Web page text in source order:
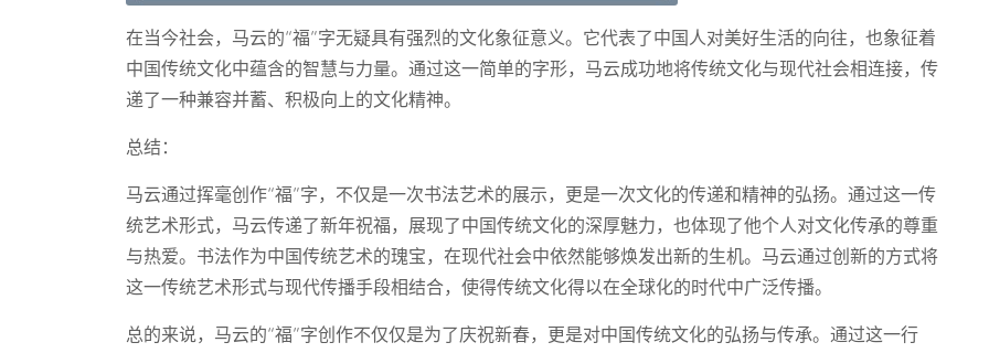
在当今社会，马云的“福”字无疑具有强烈的文化象征意义。它代表了中国人对美好生活的向往，也象征着
中国传统文化中蕴含的智慧与力量。通过这一简单的字形，马云成功地将传统文化与现代社会相连接，传
递了一种兼容并蓄、积极向上的文化精神。
总结：
马云通过挥毫创作“福”字，不仅是一次书法艺术的展示，更是一次文化的传递和精神的弘扬。通过这一传
统艺术形式，马云传递了新年祝福，展现了中国传统文化的深厚魅力，也体现了他个人对文化传承的尊重
与热爱。书法作为中国传统艺术的瑰宝，在现代社会中依然能够焕发出新的生机。马云通过创新的方式将
这一传统艺术形式与现代传播手段相结合，使得传统文化得以在全球化的时代中广泛传播。
总的来说，马云的“福”字创作不仅仅是为了庆祝新春，更是对中国传统文化的弘扬与传承。通过这一行